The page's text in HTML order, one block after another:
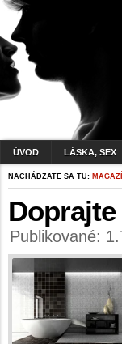
ÚVOD LÁSKA, SEX
NACHÁDZATE SA TU:
Publikované: